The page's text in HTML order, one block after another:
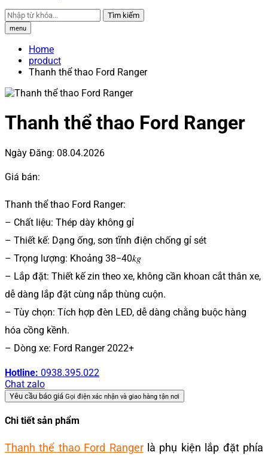
Tìm kiếm
menu
Home
product
Thanh thể thao Ford Ranger
Thanh thể thao Ford Ranger
Ngày Đăng: 08.04.2026
Giá bán:
Thanh thể thao Ford Ranger:
– Chất liệu: Thép dày không gỉ
– Thiết kế: Dạng ống, sơn tĩnh điện chống gỉ sét
– Trọng lượng: Khoảng 38−40𝑘𝑔
– Lắp đặt: Thiết kế zin theo xe, không cần khoan cắt thân xe,
dễ dàng lắp đặt cùng nắp thùng cuộn.
– Tùy chọn: Tích hợp đèn LED, dễ dàng chằng buộc hàng
hóa cồng kềnh.
– Dòng xe: Ford Ranger 2022+
Hotline: 0938.395.022
Chat zalo
Yêu cầu báo giá Gọi điện xác nhận và giao hàng tận nơi
Chi tiết sản phẩm
Thanh thể thao Ford Rangerlà phụ kiện lắp đặt phía